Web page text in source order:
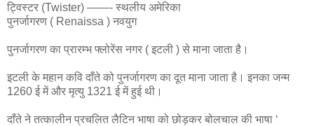
ट्विस्टर (Twister) ——- स्थलीय अमेरिका
पुनर्जागरण ( Renaissa ) नवयुग
पुनर्जागरण का प्रारम्भ फ्लोरेंस नगर ( इटली ) से माना जाता है।
इटली के महान कवि दाँते को पुनर्जागरण का दूत माना जाता है। इनका जन्म
1260 ई में और मृत्यु 1321 ई में हुई थी।
दाँते ने तत्कालीन प्रचलित लैटिन भाषा को छोड़कर बोलचाल की भाषा ‘